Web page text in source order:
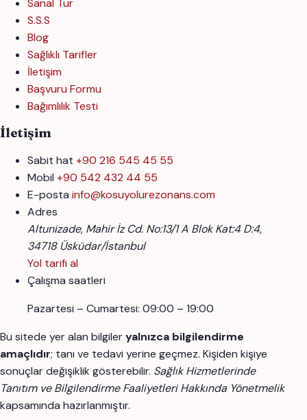
Sanal Tur
S.S.S
Blog
Sağlıklı Tarifler
İletişim
Başvuru Formu
Bağımlılık Testi
İletişim
Sabit hat +90 216 545 45 55
Mobil +90 542 432 44 55
E-posta info@kosuyolurezonans.com
Adres
Altunizade, Mahir İz Cd. No:13/1 A Blok Kat:4 D:4,
34718 Üsküdar/İstanbul
Yol tarifi al
Çalışma saatleri
Pazartesi – Cumartesi: 09:00 – 19:00
Bu sitede yer alan bilgileryalnızca bilgilendirme
amaçlıdır; tanı ve tedavi yerine geçmez. Kişiden kişiye
sonuçlar değişiklik gösterebilir. Sağlık Hizmetlerinde
Tanıtım ve Bilgilendirme Faaliyetleri Hakkında Yönetmelik
kapsamında hazırlanmıştır.